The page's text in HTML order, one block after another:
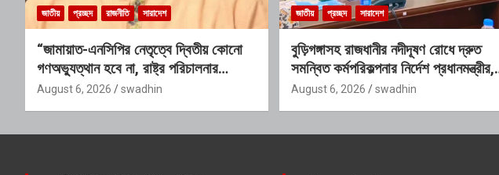
জাতীয় প্রচ্ছদ রাজনীতি সারাদেশ
“জামায়াত-এনসিপির নেতৃত্বে দ্বিতীয় কোনো
গণঅভ্যুত্থান হবে না, রাষ্ট্র পরিচালনার
যোগ্যতাও তাদের নেই”: রাশেদ খাঁনের
August 6, 2026 swadhin
জাতীয় প্রচ্ছদ সারাদেশ
বুড়িগঙ্গাসহ রাজধানীর নদীদূষণ রোধে দ্রুত
সমন্বিত কর্মপরিকল্পনার নির্দেশ প্রধানমন্ত্রীর,
গঠিত হচ্ছে আন্তঃসংস্থা সমন্বয় কমিটি
August 6, 2026 swadhin